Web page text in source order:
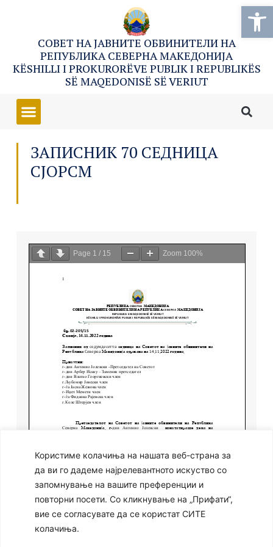
Користиме колачиња на нашата веб-страна за
да ви го дадеме најрелевантното искуство со
запомнување на вашите преференции и
повторни посети. Со кликнување на „Прифати“,
вие се согласувате да се користат СИТЕ
колачиња.
СОВЕТ НА ЈАВНИТЕ ОБВИНИТЕЛИ НА
РЕПУБЛИКА СЕВЕРНА МАКЕДОНИЈА
KËSHILLI I PROKURORËVE PUBLIK I REPUBLIKËS
SË MAQEDONISË SË VERIUT
ЗАПИСНИК 70 СЕДНИЦА
СЈОРСМ
Page 1 / 15 Zoom 100%